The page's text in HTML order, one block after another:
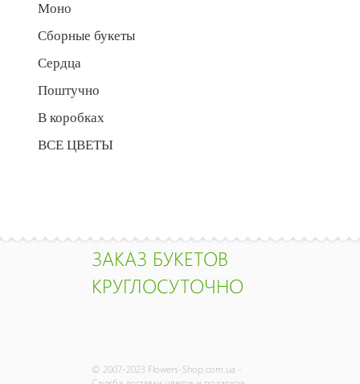
Моно
Сборные букеты
Сердца
Поштучно
В коробках
ВСЕ ЦВЕТЫ
ЗАКАЗ БУКЕТОВ
КРУГЛОСУТОЧНО
© 2007-2023 Flowers-Shop.com.ua -